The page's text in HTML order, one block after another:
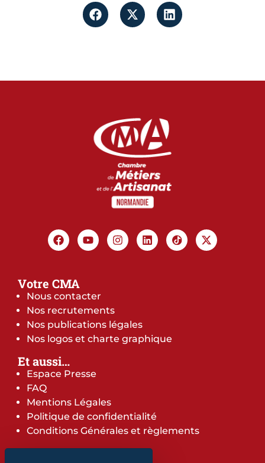
Votre CMA
Nous contacter
Nos recrutements
Nos publications légales
Nos logos et charte graphique
Et aussi…
Espace Presse
FAQ
Mentions Légales
Politique de confidentialité
Conditions Générales et règlements